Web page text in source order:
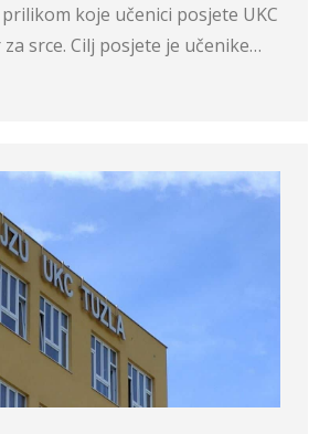
koje učenici posjete UKC
srce. Cilj posjete je učenike…